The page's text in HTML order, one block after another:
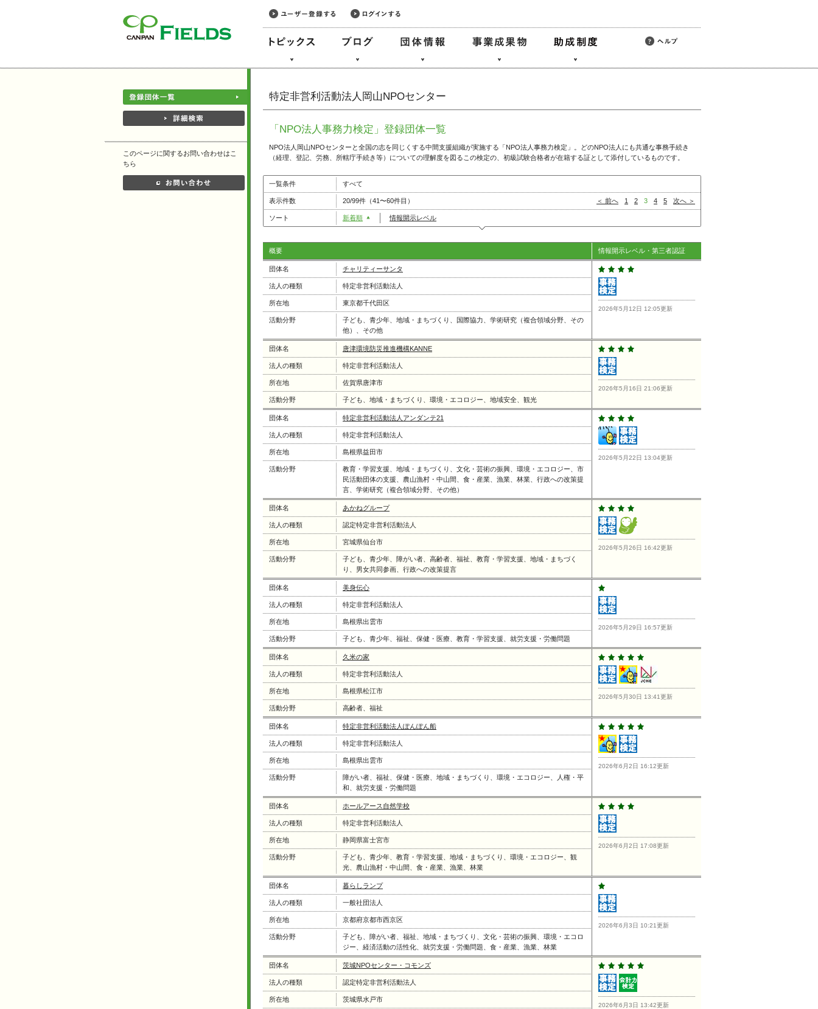
特定非営利活動法人岡山NPOセンター
このページに関するお問い合わせはこ
ちら
「NPO法人事務力検定」登録団体一覧
NPO法人岡山NPOセンターと全国の志を同じくする中間支援組織が実施する「NPO法人事務力検定」。どのNPO法人にも共通な事務手続き
（経理、登記、労務、所轄庁手続き等）についての理解度を図るこの検定の、初級試験合格者が在籍する証として添付しているものです。
一覧条件 すべて
表示件数 20/99件（41〜60件目） ＜ 前へ 1 2 3 4 5 次へ ＞
ソート 新着順 情報開示レベル
概要 情報開示レベル・第三者認証
団体名 チャリティーサンタ
法人の種類 特定非営利活動法人
所在地 東京都千代田区
活動分野
子ども、青少年、地域・まちづくり、国際協力、学術研究（複合領域分野、その
他）、その他
2026年5月12日 12:05更新
団体名 唐津環境防災推進機構KANNE
法人の種類 特定非営利活動法人
所在地 佐賀県唐津市
活動分野 子ども、地域・まちづくり、環境・エコロジー、地域安全、観光
2026年5月16日 21:06更新
団体名 特定非営利活動法人アンダンテ21
法人の種類 特定非営利活動法人
所在地 島根県益田市
活動分野
教育・学習支援、地域・まちづくり、文化・芸術の振興、環境・エコロジー、市
民活動団体の支援、農山漁村・中山間、食・産業、漁業、林業、行政への改策提
言、学術研究（複合領域分野、その他）
2026年5月22日 13:04更新
団体名 あかねグループ
法人の種類 認定特定非営利活動法人
所在地 宮城県仙台市
活動分野
子ども、青少年、障がい者、高齢者、福祉、教育・学習支援、地域・まちづく
り、男女共同参画、行政への改策提言
2026年5月26日 16:42更新
団体名 美身伝心
法人の種類 特定非営利活動法人
所在地 島根県出雲市
活動分野 子ども、青少年、福祉、保健・医療、教育・学習支援、就労支援・労働問題
2026年5月29日 16:57更新
団体名 久米の家
法人の種類 特定非営利活動法人
所在地 島根県松江市
活動分野 高齢者、福祉
2026年5月30日 13:41更新
団体名 特定非営利活動法人ぽんぽん船
法人の種類 特定非営利活動法人
所在地 島根県出雲市
活動分野
障がい者、福祉、保健・医療、地域・まちづくり、環境・エコロジー、人権・平
和、就労支援・労働問題
2026年6月2日 16:12更新
団体名 ホールアース自然学校
法人の種類 特定非営利活動法人
所在地 静岡県富士宮市
活動分野
子ども、青少年、教育・学習支援、地域・まちづくり、環境・エコロジー、観
光、農山漁村・中山間、食・産業、漁業、林業
2026年6月2日 17:08更新
団体名 暮らしランプ
法人の種類 一般社団法人
所在地 京都府京都市西京区
活動分野
子ども、障がい者、福祉、地域・まちづくり、文化・芸術の振興、環境・エコロ
ジー、経済活動の活性化、就労支援・労働問題、食・産業、漁業、林業
2026年6月3日 10:21更新
団体名 茨城NPOセンター・コモンズ
法人の種類 認定特定非営利活動法人
所在地 茨城県水戸市
2026年6月3日 13:42更新